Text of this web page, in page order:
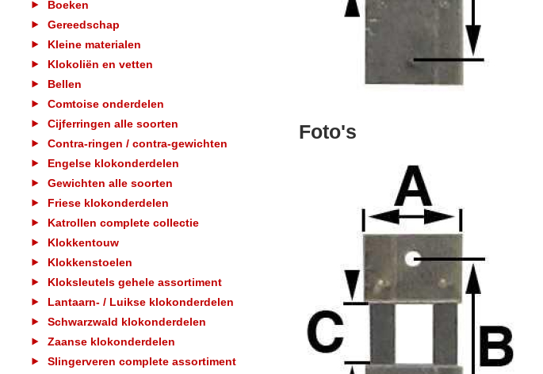
Boeken
Gereedschap
Kleine materialen
Klokoliën en vetten
Bellen
Comtoise onderdelen
Cijferringen alle soorten
Contra-ringen / contra-gewichten
Engelse klokonderdelen
Gewichten alle soorten
Friese klokonderdelen
Katrollen complete collectie
Klokkentouw
Klokkenstoelen
Kloksleutels gehele assortiment
Lantaarn- / Luikse klokonderdelen
Schwarzwald klokonderdelen
Zaanse klokonderdelen
Slingerveren complete assortiment
Foto's